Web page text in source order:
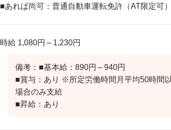
■あれば尚可：普通自動車運転免許（AT限定可）
時給 1,080円～1,230円
備考：■基本給：890円～940円
■賞与：あり ※所定労働時間月平均50時間
場合のみ支給
■昇給：あり